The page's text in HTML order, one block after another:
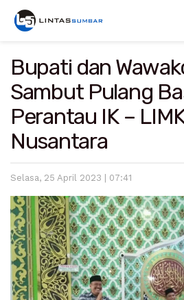
Bupati dan
Sambut Pulang
Perantau IK –
Nusantara
Selasa, 25 April 2023 | 07:41